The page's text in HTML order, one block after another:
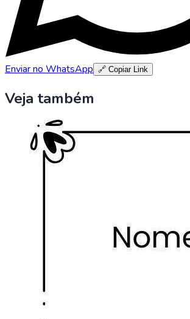
Enviar no WhatsApp 🔗 Copiar Link
Veja também